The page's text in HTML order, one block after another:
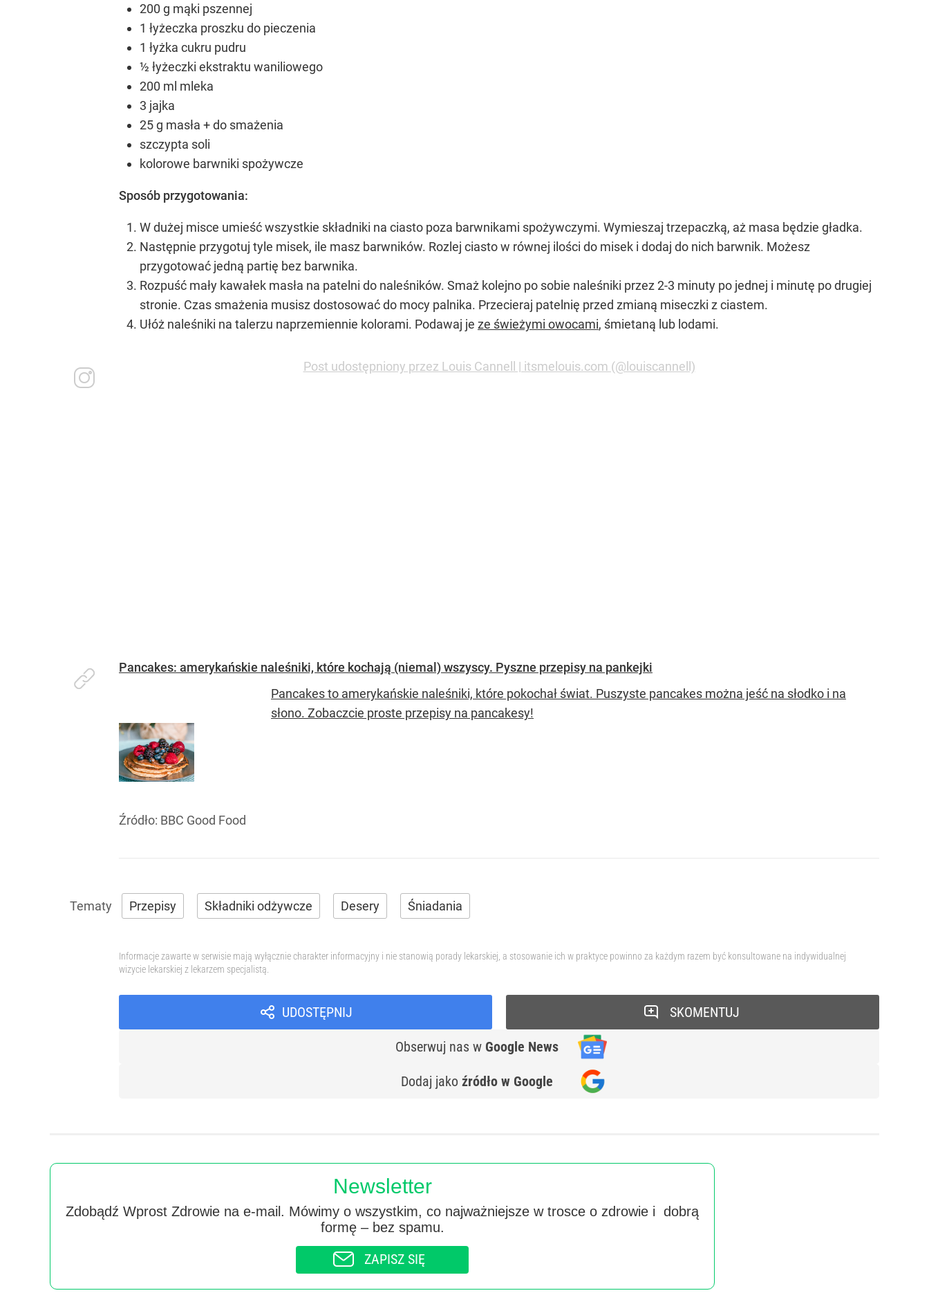
200 g mąki pszennej
1 łyżeczka proszku do pieczenia
1 łyżka cukru pudru
½ łyżeczki ekstraktu waniliowego
200 ml mleka
3 jajka
25 g masła + do smażenia
szczypta soli
kolorowe barwniki spożywcze
Sposób przygotowania:
W dużej misce umieść wszystkie składniki na ciasto poza barwnikami spożywczymi. Wymieszaj trzepaczką, aż masa będzie gładka.
Następnie przygotuj tyle misek, ile masz barwników. Rozlej ciasto w równej ilości do misek i dodaj do nich barwnik. Możesz
przygotować jedną partię bez barwnika.
Rozpuść mały kawałek masła na patelni do naleśników. Smaż kolejno po sobie naleśniki przez 2-3 minuty po jednej i minutę po drugiej
stronie. Czas smażenia musisz dostosować do mocy palnika. Przecieraj patelnię przed zmianą miseczki z ciastem.
Ułóż naleśniki na talerzu naprzemiennie kolorami. Podawaj je ze świeżymi owocami, śmietaną lub lodami.
Post udostępniony przez Louis Cannell | itsmelouis.com (@louiscannell)
Pancakes: amerykańskie naleśniki, które kochają (niemal) wszyscy. Pyszne przepisy na pankejki
Pancakes to amerykańskie naleśniki, które pokochał świat. Puszyste pancakes można jeść na słodko i na
słono. Zobaczcie proste przepisy na pancakesy!
Źródło: BBC Good Food
Przepisy Składniki odżywcze Desery Śniadania
Informacje zawarte w serwisie mają wyłącznie charakter informacyjny i nie stanowią porady lekarskiej, a stosowanie ich w praktyce powinno za każdym razem być konsultowane na indywidualnej
wizycie lekarskiej z lekarzem specjalistą.
UDOSTĘPNIJ
Obserwuj nas w Google News
Dodaj jako źródło w Google
SKOMENTUJ
Newsletter
Zdobądź Wprost Zdrowie na e-mail. Mówimy o wszystkim, co najważniejsze w trosce o zdrowie i dobrą
formę – bez spamu.
ZAPISZ SIĘ